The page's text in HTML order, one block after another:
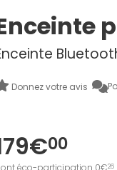
Donnez votre avis
00
éco-participation 0€26